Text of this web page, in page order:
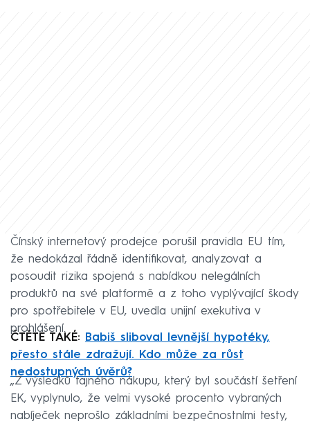
Čínský internetový prodejce porušil pravidla EU tím,
že nedokázal řádně identifikovat, analyzovat a
posoudit rizika spojená s nabídkou nelegálních
produktů na své platformě a z toho vyplývající škody
pro spotřebitele v EU, uvedla unijní exekutiva v
prohlášení.
ČTĚTE TAKÉ:
Babiš sliboval levnější hypotéky,
přesto stále zdražují. Kdo může za růst
nedostupných úvěrů?
„Z výsledků tajného nákupu, který byl součástí šetření
EK, vyplynulo, že velmi vysoké procento vybraných
nabíječek neprošlo základními bezpečnostními testy,